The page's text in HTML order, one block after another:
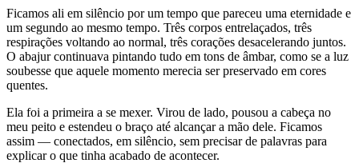
Ficamos ali em silêncio por um tempo que pareceu uma eternidade e
um segundo ao mesmo tempo. Três corpos entrelaçados, três
respirações voltando ao normal, três corações desacelerando juntos.
O abajur continuava pintando tudo em tons de âmbar, como se a luz
soubesse que aquele momento merecia ser preservado em cores
quentes.
Ela foi a primeira a se mexer. Virou de lado, pousou a cabeça no
meu peito e estendeu o braço até alcançar a mão dele. Ficamos
assim — conectados, em silêncio, sem precisar de palavras para
explicar o que tinha acabado de acontecer.